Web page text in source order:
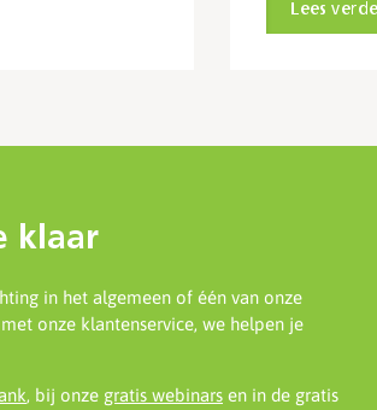
Lees
klaar
in het algemeen of één van onze
onze klantenservice, we helpen je
, bij onze gratis webinars en in de gratis